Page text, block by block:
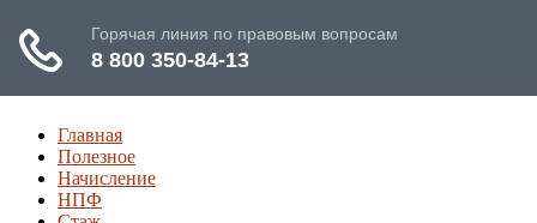
Главная
Полезное
Начисление
НПФ